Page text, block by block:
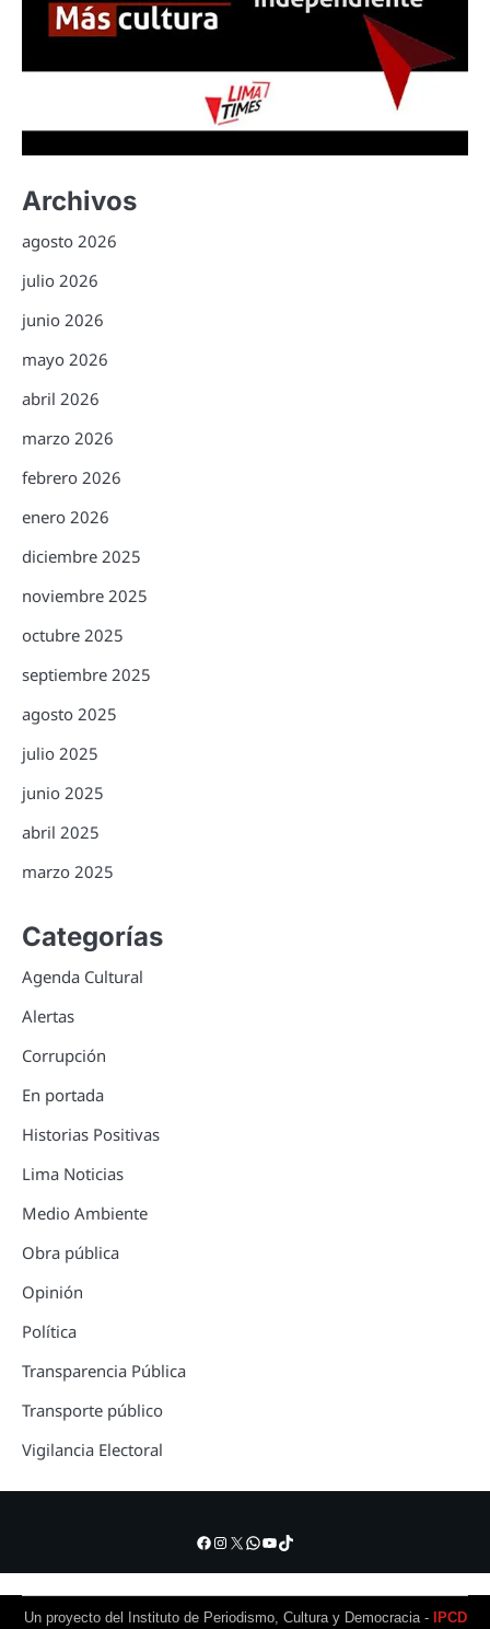
Archivos
agosto 2026
julio 2026
junio 2026
mayo 2026
abril 2026
marzo 2026
febrero 2026
enero 2026
diciembre 2025
noviembre 2025
octubre 2025
septiembre 2025
agosto 2025
julio 2025
junio 2025
abril 2025
marzo 2025
Categorías
Agenda Cultural
Alertas
Corrupción
En portada
Historias Positivas
Lima Noticias
Medio Ambiente
Obra pública
Opinión
Política
Transparencia Pública
Transporte público
Vigilancia Electoral
Facebook
Instagram
X WhatsApp
YouTube
TikTok
Un proyecto del Instituto de Periodismo, Cultura y Democracia -
IPCD